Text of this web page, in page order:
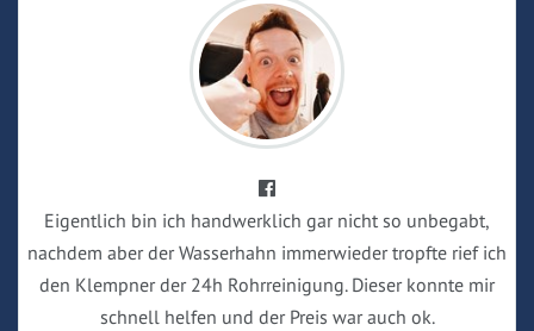
Eigentlich bin ich handwerklich gar nicht so unbegabt,
nachdem aber der Wasserhahn immerwieder tropfte rief ich
den Klempner der 24h Rohrreinigung. Dieser konnte mir
schnell helfen und der Preis war auch ok.